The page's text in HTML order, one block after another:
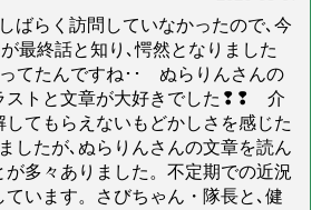
ばらく訪問していなかったので､今
最終話と知り､愕然となりました
てたんですね･･ ぬらりんさんの
ストと文章が大好きでした❢❢ 介
てもらえないもどかしさを感じた
したが､ぬらりんさんの文章を読ん
が多々ありました。不定期での近況
います。さびちゃん・隊長と､健